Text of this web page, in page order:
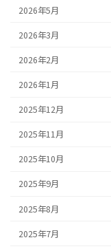
2026年5月
2026年3月
2026年2月
2026年1月
2025年12月
2025年11月
2025年10月
2025年9月
2025年8月
2025年7月